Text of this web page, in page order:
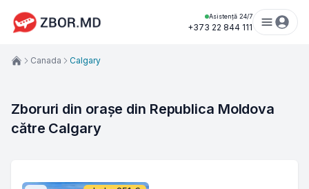
Asistență 24/7
+373 22 844 111
Canada Calgary
Zboruri din orașe din Republica Moldova
către Calgary